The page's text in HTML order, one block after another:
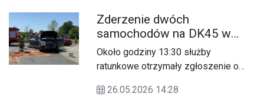
remont został ukończony przed
terminem, a od dziś droga jest już w
pełni przejezdna.
Zderzenie dwóch
samochodów na DK45 w
Poborszowie. Na miejsce
skierowano służby
Około godziny 13:30 służby
ratunkowe otrzymały zgłoszenie o
dwóch samochodów osobowych -
26.05.2026 14:28